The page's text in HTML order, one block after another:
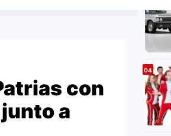
con
a